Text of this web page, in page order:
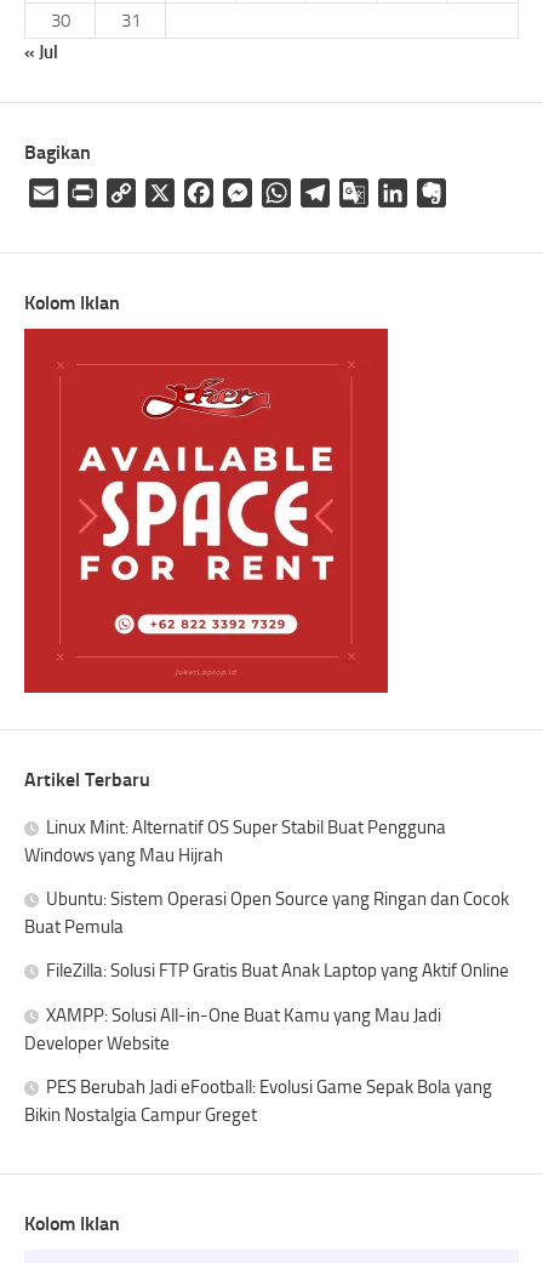
30
31
« Jul
Bagikan
Email
Print
Copy
FacebookMessengerWhatsAppTelegramGoogleLinkedIn
Kolom Iklan
Artikel Terbaru
Linux Mint: Alternatif OS Super Stabil Buat Pengguna
Windows yang Mau Hijrah
Ubuntu: Sistem Operasi Open Source yang Ringan dan Cocok
Buat Pemula
FileZilla: Solusi FTP Gratis Buat Anak Laptop yang Aktif Online
XAMPP: Solusi All-in-One Buat Kamu yang Mau Jadi
Developer Website
PES Berubah Jadi eFootball: Evolusi Game Sepak Bola yang
Bikin Nostalgia Campur Greget
Kolom Iklan